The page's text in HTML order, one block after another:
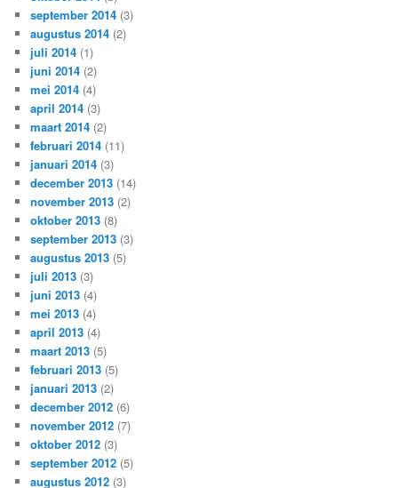
september 2014 (3)
augustus 2014 (2)
juli 2014 (1)
juni 2014 (2)
mei 2014 (4)
april 2014 (3)
maart 2014 (2)
februari 2014 (11)
januari 2014 (3)
december 2013 (14)
november 2013 (2)
oktober 2013 (8)
september 2013 (3)
augustus 2013 (5)
juli 2013 (3)
juni 2013 (4)
mei 2013 (4)
april 2013 (4)
maart 2013 (5)
februari 2013 (5)
januari 2013 (2)
december 2012 (6)
november 2012 (7)
oktober 2012 (3)
september 2012 (5)
augustus 2012 (3)